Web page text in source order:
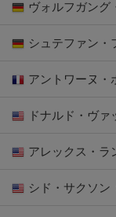
ヴォルフガング
シュテファン・
アントワーヌ・
ドナルド・ヴァ
アレックス・ラ
シド・サクソン